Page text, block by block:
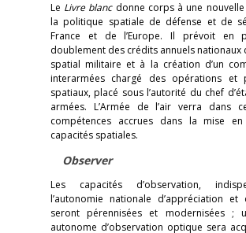
Le Livre blancdonne corps à une
la politique spatiale de défense et de
France et de l’Europe. Il prévoit en
doublement des crédits annuels nationaux
spatial militaire et à la création d’un
interarmées chargé des opérations et
spatiaux, placé sous l’autorité du chef
armées. L’Armée de l’air verra dans
compétences accrues dans la mise
capacités spatiales.
Observer
Les capacités d’observation,
l’autonomie nationale d’appréciation et
seront pérennisées et modernisées ;
autonome d’observation optique sera